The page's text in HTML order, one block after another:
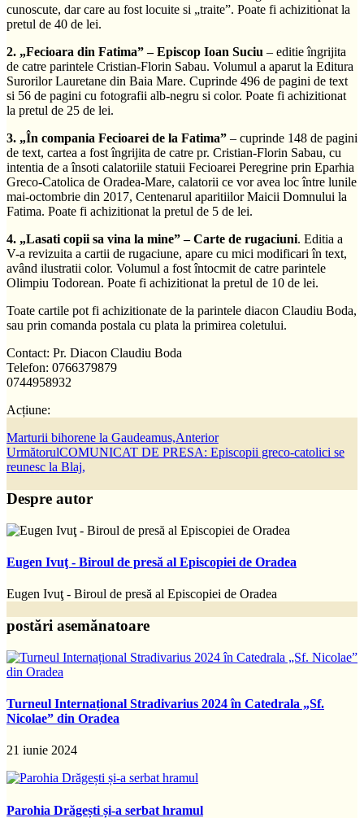
cunoscute, dar care au fost locuite si „traite”. Poate fi achizitionat la
pretul de 40 de lei.
2. „Fecioara din Fatima” – Episcop Ioan Suciu – editie îngrijita
de catre parintele Cristian-Florin Sabau. Volumul a aparut la Editura
Surorilor Lauretane din Baia Mare. Cuprinde 496 de pagini de text
si 56 de pagini cu fotografii alb-negru si color. Poate fi achizitionat
la pretul de 25 de lei.
3. „În compania Fecioarei de la Fatima” – cuprinde 148 de pagini
de text, cartea a fost îngrijita de catre pr. Cristian-Florin Sabau, cu
intentia de a însoti calatoriile statuii Fecioarei Peregrine prin Eparhia
Greco-Catolica de Oradea-Mare, calatorii ce vor avea loc între lunile
mai-octombrie din 2017, Centenarul aparitiilor Maicii Domnului la
Fatima. Poate fi achizitionat la pretul de 5 de lei.
4. „Lasati copii sa vina la mine” – Carte de rugaciuni. Editia a
V-a revizuita a cartii de rugaciune, apare cu mici modificari în text,
având ilustratii color. Volumul a fost întocmit de catre parintele
Olimpiu Todorean. Poate fi achizitionat la pretul de 10 de lei.
Toate cartile pot fi achizitionate de la parintele diacon Claudiu Boda,
sau prin comanda postala cu plata la primirea coletului.
Contact: Pr. Diacon Claudiu Boda
Telefon: 0766379879
0744958932
Acțiune:
Marturii bihorene la Gaudeamus,Anterior
UrmătorulCOMUNICAT DE PRESA: Episcopii greco-catolici se
reunesc la Blaj,
Despre autor
Eugen Ivuţ - Biroul de presă al Episcopiei de Oradea
Eugen Ivuţ - Biroul de presă al Episcopiei de Oradea
postări asemănatoare
Turneul Internațional Stradivarius 2024 în Catedrala „Sf.
Nicolae” din Oradea
21 iunie 2024
Parohia Drăgești și-a serbat hramul